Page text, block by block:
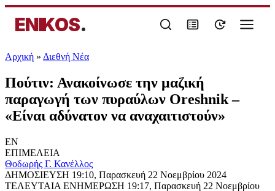
ENIKOS.
Αρχική » Διεθνή Νέα
Πούτιν: Ανακοίνωσε την μαζική
παραγωγή των πυραύλων Oreshnik –
«Είναι αδύνατον να αναχαιτιστούν»
EN
ΕΠΙΜΕΛΕΙΑ
Θοδωρής Γ. Κανέλλος
ΔΗΜΟΣΙΕΥΣΗ 19:10, Παρασκευή 22 Νοεμβρίου 2024
ΤΕΛΕΥΤΑΙΑ ΕΝΗΜΕΡΩΣΗ 19:17, Παρασκευή 22 Νοεμβρίου